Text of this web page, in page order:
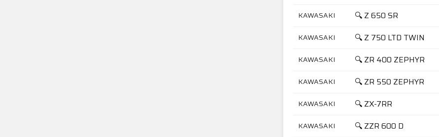
KAWASAKI 🔍 Z 650 SR
KAWASAKI 🔍 Z 750 LTD TWIN
KAWASAKI 🔍 ZR 400 ZEPHYR
KAWASAKI 🔍 ZR 550 ZEPHYR
KAWASAKI 🔍 ZX-7RR
KAWASAKI 🔍 ZZR 600 D